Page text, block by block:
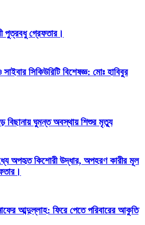
পুত্রবধু গ্রেফতার।
সিকিউরিটি বিশেষজ্ঞ: মোঃ হাবিবুর
বিছানায় ঘুমন্ত অবস্থায় শিশুর মৃত্যু
অপহৃত কিশোরী উদ্ধার, অপহরণ কারীর মূল
আব্দুল্লাহ: ফিরে পেতে পরিবারের আকুতি